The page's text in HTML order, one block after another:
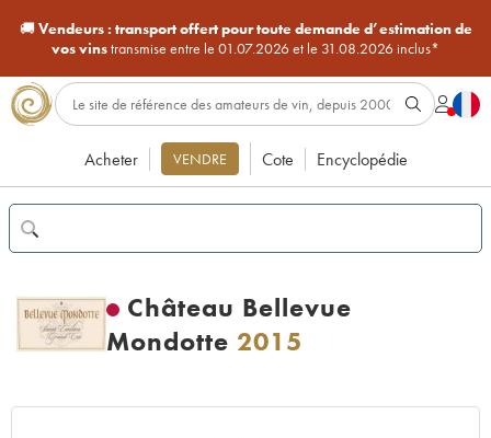
🚚Vendeurs : transport offert pour toute demande d’estimation de
vos vinstransmise entre le 01.07.2026 et le 31.08.2026 inclus*
Acheter VENDRE Cote Encyclopédie
Château Bellevue
Mondotte 2015